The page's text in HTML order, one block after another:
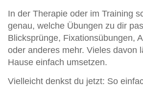
In der Therapie oder im Training
genau, welche Übungen zu dir
Blicksprünge, Fixationsübungen,
oder anderes mehr. Vieles davon
Hause einfach umsetzen.
Vielleicht denkst du jetzt: So